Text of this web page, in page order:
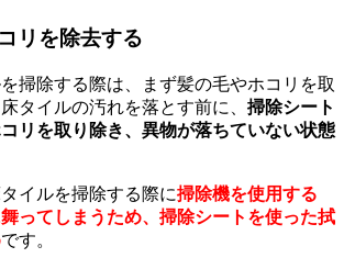
リを除去する
掃除する際は、まず髪の毛やホコリを取
タイルの汚れを落とす前に、 掃除シート
リを取り除き、異物が落ちていない状態
イルを掃除する際に掃除機を使用する
ってしまうため、掃除シートを使った拭
です。